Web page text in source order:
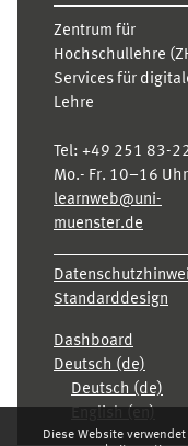
Diese Website
Zentrum für
Hochschullehre
Services für
Lehre
Tel: +49 251 83-
Mo.- Fr. 10–16 Uhr
learnweb@uni-
muenster.de
Standarddesign
Dashboard
Deutsch ‎(de)‎
Deutsch ‎(de)‎